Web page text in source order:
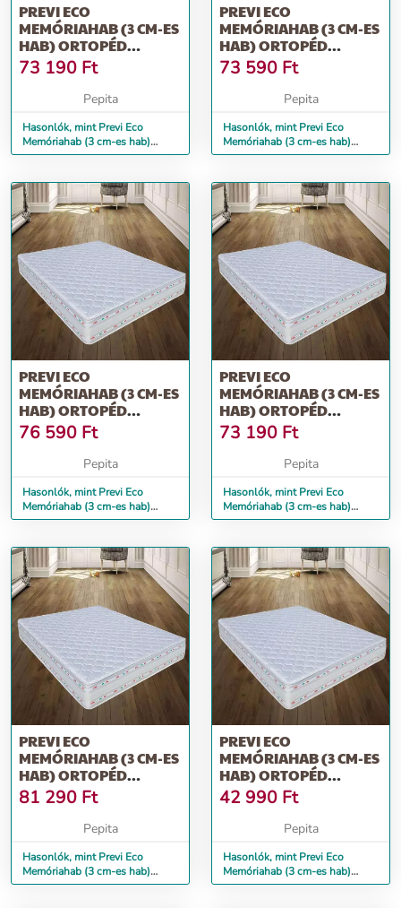
PREVI ECO
MEMÓRIAHAB (3 CM-ES
HAB) ORTOPÉD
MATRAC, ALOE VERA,
10...
73 190 Ft
Pepita
Hasonlók, mint Previ Eco
Memóriahab (3 cm-es hab)
ortopéd matrac, Aloe Vera, 10...
PREVI ECO
MEMÓRIAHAB (3 CM-ES
HAB) ORTOPÉD
MATRAC, ALOE VERA,
12...
73 590 Ft
Pepita
Hasonlók, mint Previ Eco
Memóriahab (3 cm-es hab)
ortopéd matrac, Aloe Vera, 12...
PREVI ECO
MEMÓRIAHAB (3 CM-ES
HAB) ORTOPÉD
MATRAC, ALOE VERA,
14...
76 590 Ft
Pepita
Hasonlók, mint Previ Eco
Memóriahab (3 cm-es hab)
ortopéd matrac, Aloe Vera, 14...
PREVI ECO
MEMÓRIAHAB (3 CM-ES
HAB) ORTOPÉD
MATRAC, ALOE VERA,
16...
73 190 Ft
Pepita
Hasonlók, mint Previ Eco
Memóriahab (3 cm-es hab)
ortopéd matrac, Aloe Vera, 16...
PREVI ECO
MEMÓRIAHAB (3 CM-ES
HAB) ORTOPÉD
MATRAC, ALOE VERA,
18...
81 290 Ft
Pepita
Hasonlók, mint Previ Eco
Memóriahab (3 cm-es hab)
ortopéd matrac, Aloe Vera, 18...
PREVI ECO
MEMÓRIAHAB (3 CM-ES
HAB) ORTOPÉD
MATRAC, ALOE VERA,
80...
42 990 Ft
Pepita
Hasonlók, mint Previ Eco
Memóriahab (3 cm-es hab)
ortopéd matrac, Aloe Vera, 80...